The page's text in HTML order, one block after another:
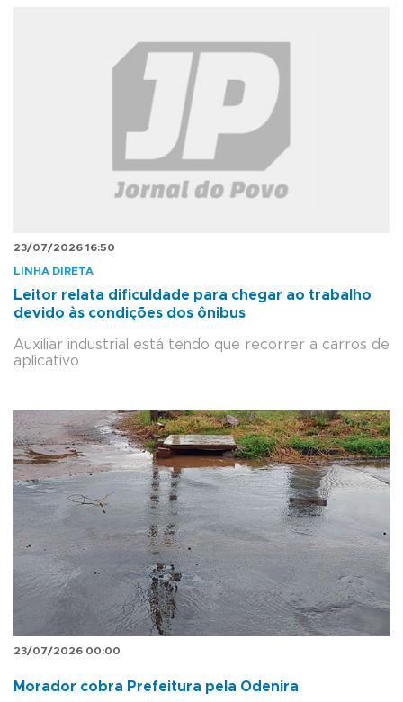
23/07/2026 16:50
LINHA DIRETA
Leitor relata dificuldade para chegar ao trabalho
devido às condições dos ônibus
Auxiliar industrial está tendo que recorrer a carros de
aplicativo
23/07/2026 00:00
Morador cobra Prefeitura pela Odenira